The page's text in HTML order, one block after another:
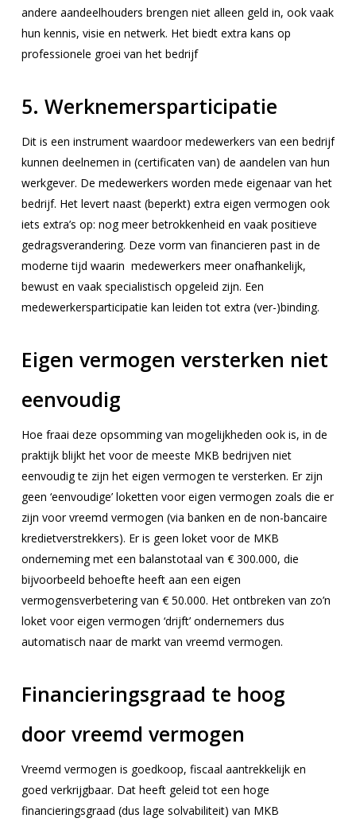
andere aandeelhouders brengen niet alleen geld in, ook vaak
hun kennis, visie en netwerk. Het biedt extra kans op
professionele groei van het bedrijf
5. Werknemersparticipatie
Dit is een instrument waardoor medewerkers van een bedrijf
kunnen deelnemen in (certificaten van) de aandelen van hun
werkgever. De medewerkers worden mede eigenaar van het
bedrijf. Het levert naast (beperkt) extra eigen vermogen ook
iets extra’s op: nog meer betrokkenheid en vaak positieve
gedragsverandering. Deze vorm van financieren past in de
moderne tijd waarin medewerkers meer onafhankelijk,
bewust en vaak specialistisch opgeleid zijn. Een
medewerkersparticipatie kan leiden tot extra (ver-)binding.
Eigen vermogen versterken niet
eenvoudig
Hoe fraai deze opsomming van mogelijkheden ook is, in de
praktijk blijkt het voor de meeste MKB bedrijven niet
eenvoudig te zijn het eigen vermogen te versterken. Er zijn
geen ‘eenvoudige’ loketten voor eigen vermogen zoals die er
zijn voor vreemd vermogen (via banken en de non-bancaire
kredietverstrekkers). Er is geen loket voor de MKB
onderneming met een balanstotaal van € 300.000, die
bijvoorbeeld behoefte heeft aan een eigen
vermogensverbetering van € 50.000. Het ontbreken van zo’n
loket voor eigen vermogen ‘drijft’ ondernemers dus
automatisch naar de markt van vreemd vermogen.
Financieringsgraad te hoog
door vreemd vermogen
Vreemd vermogen is goedkoop, fiscaal aantrekkelijk en
goed verkrijgbaar. Dat heeft geleid tot een hoge
financieringsgraad (dus lage solvabiliteit) van MKB